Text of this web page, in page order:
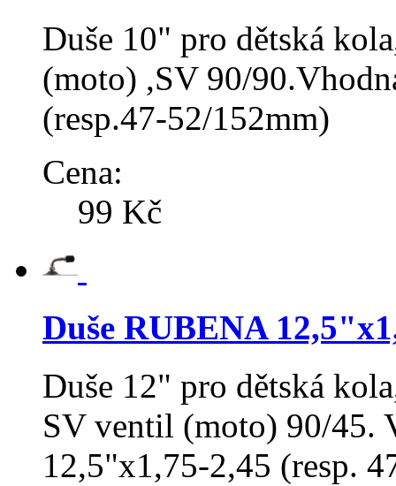
Duše 10" pro dětská
(moto) ,SV 90/
(resp.47-52/152mm)
Cena:
99 Kč
Duše RUBENA
Duše 12" pro dětská
SV ventil (moto) 90/45.
12,5"x1,75-2,45 (resp.